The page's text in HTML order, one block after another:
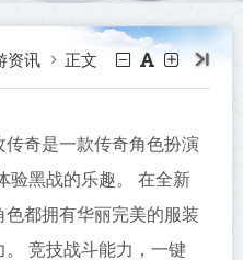
资讯 正文
传奇是一款传奇角色扮演
验黑战的乐趣。 在全新
都拥有华丽完美的服装
竞技战斗能力，一键